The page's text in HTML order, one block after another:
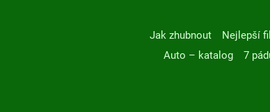
Jak zhubnout Nejlepší
Auto – katalog
7